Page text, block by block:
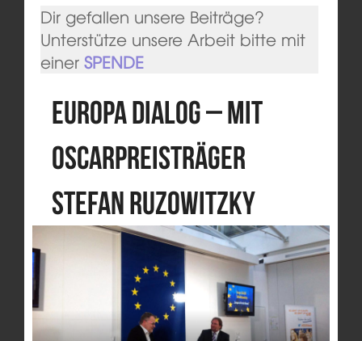
Dir gefallen unsere Beiträge?
Unterstütze unsere Arbeit bitte mit
einer SPENDE
Europa DIALOG – mit
Oscarpreisträger
Stefan Ruzowitzky